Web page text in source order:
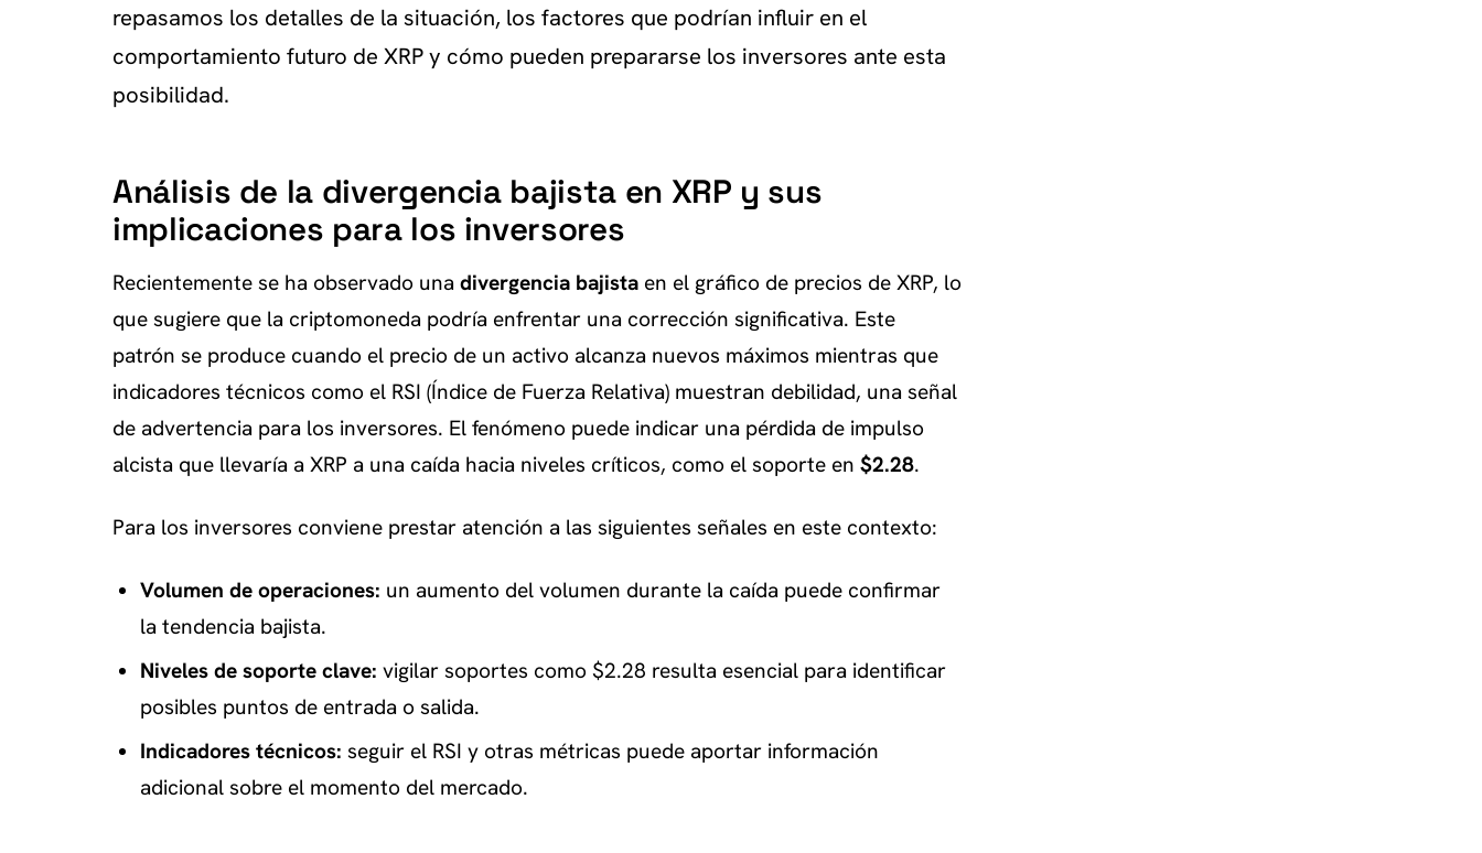
repasamos los detalles de la situación, los factores que podrían influir en el
comportamiento futuro de XRP y cómo pueden prepararse los inversores ante esta
posibilidad.
Análisis de la divergencia bajista en XRP y sus
implicaciones para los inversores
Recientemente se ha observado una divergencia bajista en el gráfico de precios de XRP, lo
que sugiere que la criptomoneda podría enfrentar una corrección significativa. Este
patrón se produce cuando el precio de un activo alcanza nuevos máximos mientras que
indicadores técnicos como el RSI (Índice de Fuerza Relativa) muestran debilidad, una señal
de advertencia para los inversores. El fenómeno puede indicar una pérdida de impulso
alcista que llevaría a XRP a una caída hacia niveles críticos, como el soporte en $2.28.
Para los inversores conviene prestar atención a las siguientes señales en este contexto:
Volumen de operaciones: un aumento del volumen durante la caída puede confirmar
la tendencia bajista.
Niveles de soporte clave: vigilar soportes como $2.28 resulta esencial para identificar
posibles puntos de entrada o salida.
Indicadores técnicos: seguir el RSI y otras métricas puede aportar información
adicional sobre el momento del mercado.